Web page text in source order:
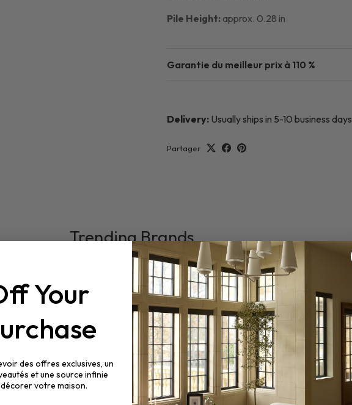
Pile Height: approx. 0.28 in
Garantie du meilleur prix à 110 %
Delivery: Usually ships in 5-10 business days
Partager
Trending Brands
Your
des offres exclusives, un
et une source infinie
votre maison.